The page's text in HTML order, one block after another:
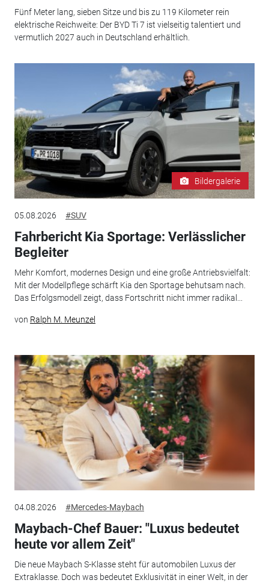
Fünf Meter lang, sieben Sitze und bis zu 119 Kilometer rein
elektrische Reichweite: Der BYD Ti 7 ist vielseitig talentiert und
vermutlich 2027 auch in Deutschland erhältlich.
Bildergalerie
05.08.2026 #SUV
Fahrbericht Kia Sportage: Verlässlicher
Begleiter
Mehr Komfort, modernes Design und eine große Antriebsvielfalt:
Mit der Modellpflege schärft Kia den Sportage behutsam nach.
Das Erfolgsmodell zeigt, dass Fortschritt nicht immer radikal...
von Ralph M. Meunzel
04.08.2026 #Mercedes-Maybach
Maybach-Chef Bauer: "Luxus bedeutet
heute vor allem Zeit"
Die neue Maybach S-Klasse steht für automobilen Luxus der
Extraklasse. Doch was bedeutet Exklusivität in einer Welt, in der